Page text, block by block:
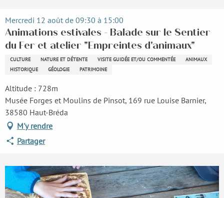
Mercredi 12 août de 09:30 à 15:00
Animations estivales - Balade sur le Sentier
du Fer et atelier "Empreintes d'animaux"
CULTURE NATURE ET DÉTENTE VISITE GUIDÉE ET/OU COMMENTÉE
ANIMAUX
HISTORIQUE
GÉOLOGIE PATRIMOINE
Altitude : 728m
Musée Forges et Moulins de Pinsot, 169 rue Louise Barnier,
38580 Haut-Bréda
M'y rendre
Partager